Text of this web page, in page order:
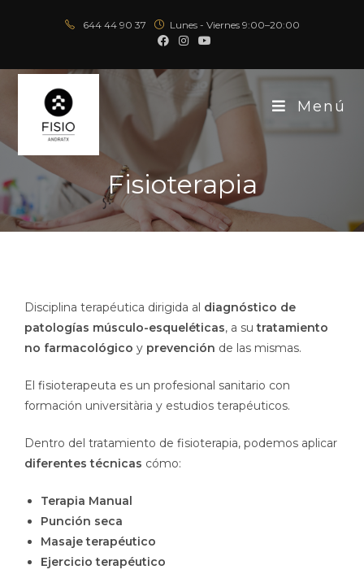
644 44 90 37 Lunes - Viernes 9:00–20:00
Menú
Fisioterapia
Disciplina terapéutica dirigida al diagnóstico de
patologías músculo-esqueléticas, a sutratamiento
no farmacológico y prevención de las mismas.
El fisioterapeuta es un profesional sanitario con
formación universitària y estudios terapéuticos.
Dentro del tratamiento de fisioterapia, podemos aplicar
diferentes técnicas cómo:
Terapia Manual
Punción seca
Masaje terapéutico
Ejercicio terapéutico